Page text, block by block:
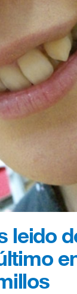
leido